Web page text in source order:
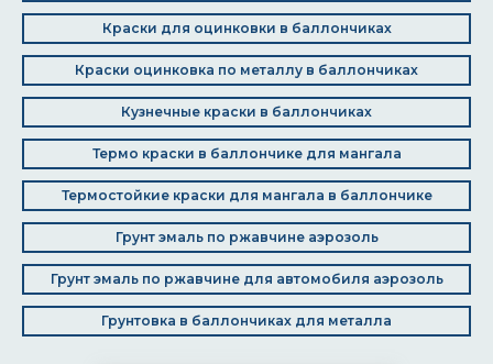
Краски для оцинковки в баллончиках
Краски оцинковка по металлу в баллончиках
Кузнечные краски в баллончиках
Термо краски в баллончике для мангала
Термостойкие краски для мангала в баллончике
Грунт эмаль по ржавчине аэрозоль
Грунт эмаль по ржавчине для автомобиля аэрозоль
Грунтовка в баллончиках для металла